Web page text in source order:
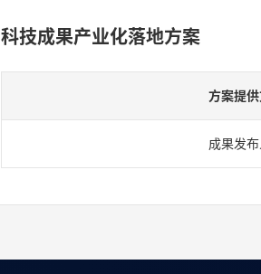
科技成果产业化落地方案
方案提
成果发